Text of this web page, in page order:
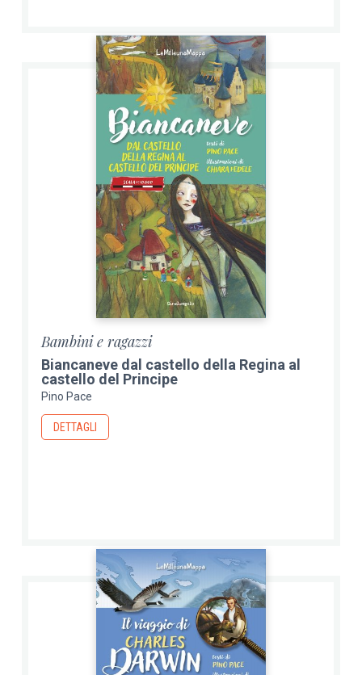
Bambini e ragazzi
Biancaneve dal castello della Regina al
castello del Principe
Pino Pace
DETTAGLI